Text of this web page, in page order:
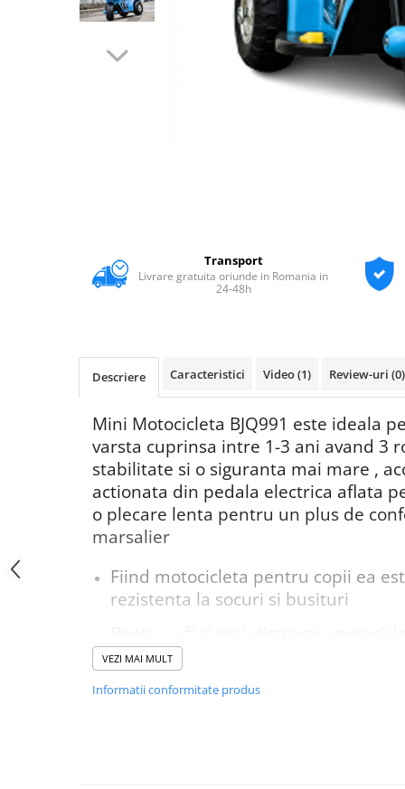
Transport
Livrare gratuita oriunde in Romania in
24-48h
Descriere Caracteristici Video(1) Review-uri (0)
Mini Motocicleta BJQ991 este ideala
varsta cuprinsa intre 1-3 ani avand 3
stabilitate si o siguranta mai mare ,
actionata din pedala electrica aflata
o plecare lenta pentru un plus de
marsalier
Fiind motocicleta pentru copii ea
rezistenta la socuri si busituri
efecte sonore autentice unei masini
actionat din buton
VEZI MAI MULT
Informatii conformitate produs